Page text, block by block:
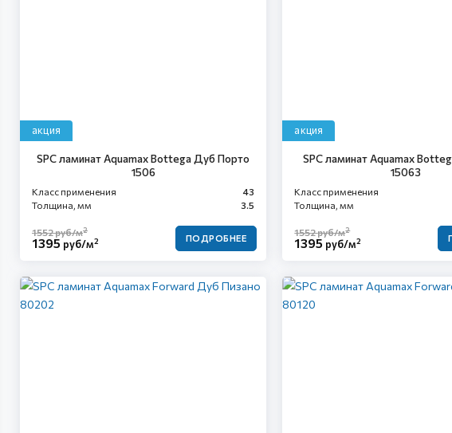
акция
SPC ламинат Aquamax Bottega Дуб Порто
1506
Класс применения
43
Толщина, мм
3.5
1395руб/м2
1552руб/м2
ПОДРОБНЕЕ
акция
SPC ламинат Aquamax
15063
Класс применения
Толщина, мм
1395руб/м2
1552руб/м2